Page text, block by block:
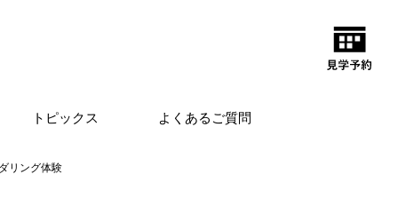
トピックス よくあるご質問
リング体験